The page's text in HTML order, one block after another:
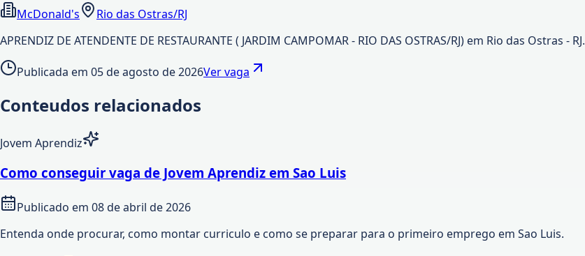
McDonald's
Rio das Ostras/RJ
APRENDIZ DE ATENDENTE DE RESTAURANTE ( JARDIM CAMPOMAR - RIO DAS OSTRAS/RJ) em Rio das Ostras - RJ.
Publicada em 05 de agosto de 2026Ver vaga
Conteudos relacionados
Jovem Aprendiz
Como conseguir vaga de Jovem Aprendiz em Sao Luis
Publicado em 08 de abril de 2026
Entenda onde procurar, como montar curriculo e como se preparar para o primeiro emprego em Sao Luis.